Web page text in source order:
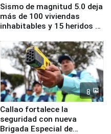
Sismo de magnitud 5.0 deja
más de 100 viviendas
inhabitables y 15 heridos en
8
Callao fortalece la
seguridad con nueva
Brigada Especial de